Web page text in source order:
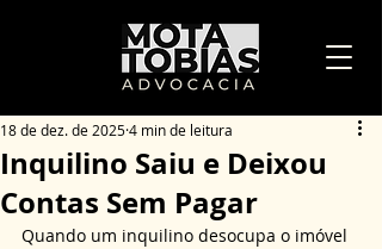
Inquilino Saiu e Deixou
Contas Sem Pagar
18 de dez. de 20254 min de leitura
Quando um inquilino desocupa o imóvel